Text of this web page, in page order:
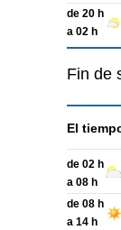
de 20 h
a 02 h
Fin de
El
de 02 h
a 08 h
de 08 h
a 14 h